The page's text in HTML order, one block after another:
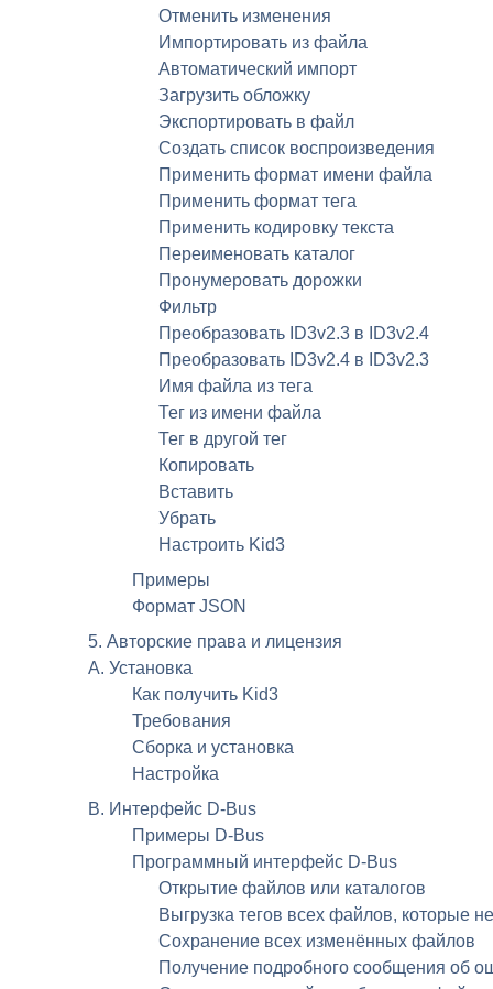
Отменить изменения
Импортировать из файла
Автоматический импорт
Загрузить обложку
Экспортировать в файл
Создать список воспроизведения
Применить формат имени файла
Применить формат тега
Применить кодировку текста
Переименовать каталог
Пронумеровать дорожки
Фильтр
Преобразовать ID3v2.3 в ID3v2.4
Преобразовать ID3v2.4 в ID3v2.3
Имя файла из тега
Тег из имени файла
Тег в другой тег
Копировать
Вставить
Убрать
Настроить Kid3
Примеры
Формат JSON
5. Авторские права и лицензия
A. Установка
Как получить Kid3
Требования
Сборка и установка
Настройка
B. Интерфейс D-Bus
Примеры D-Bus
Программный интерфейс D-Bus
Открытие файлов или каталогов
Выгрузка тегов всех файлов, которые
Сохранение всех изменённых файлов
Получение подробного сообщения об